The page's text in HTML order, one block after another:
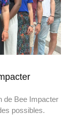
de Bee Impacter
possibles.